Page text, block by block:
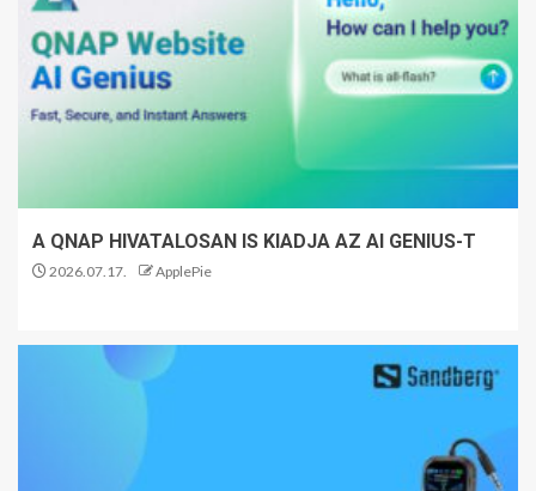
A QNAP HIVATALOSAN IS KIADJA AZ AI GENIUS-T
2026.07.17. ApplePie